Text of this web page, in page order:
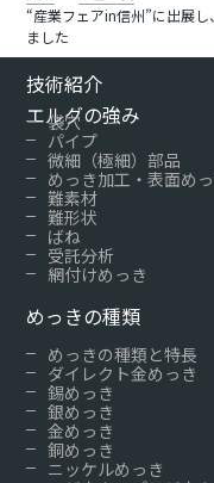
“産業フェアin信州”に出展
ました
エルグの強み
技術紹介
袋穴
パイプ
微細（極細）部品
めっき加工・表面め
難素材
難形状
ばね
受託分析
網付けめっき
めっきの種類
めっきの種類と特長
ダイレクト金めっき
錫めっき
銀めっき
金めっき
銅めっき
ニッケルめっき